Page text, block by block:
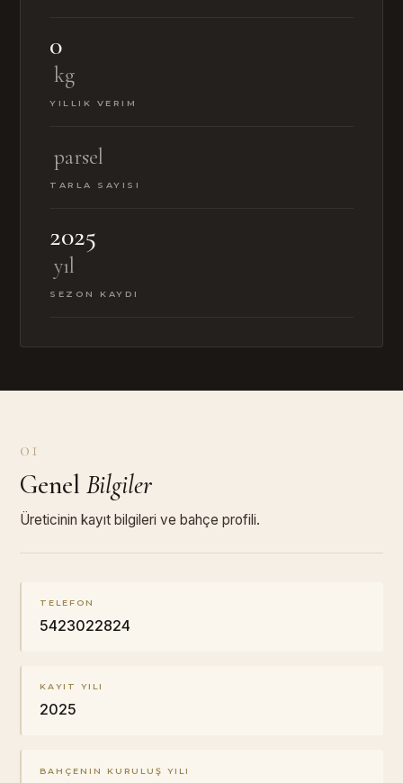
0
kg
YILLIK VERIM
parsel
TARLA SAYISI
2025
yıl
SEZON KAYDI
01
Genel Bilgiler
Üreticinin kayıt bilgileri ve bahçe profili.
TELEFON
5423022824
KAYIT YILI
2025
BAHÇENIN KURULUŞ YILI